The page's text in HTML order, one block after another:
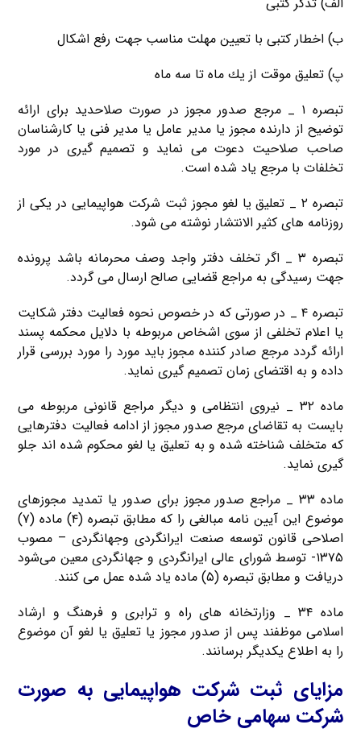
ب) اخطار كتبی با تعیین مهلت مناسب جهت رفع اشكال
پ) تعلیق موقت از یك ماه تا سه ماه
تبصره ۱ _ مرجع صدور مجوز در صورت صلاحدید برای ارائه
توضیح از دارنده مجوز یا مدیر عامل یا مدیر فنی یا كارشناسان
صاحب صلاحیت دعوت می نماید و تصمیم گیری در مورد
تخلفات با مرجع یاد شده است.
تبصره ۲ _ تعلیق یا لغو مجوز ثبت شرکت هواپیمایی در یكی از
روزنامه های كثیر الانتشار نوشته می شود.
تبصره ۳ _ اگر تخلف دفتر واجد وصف محرمانه باشد پرونده
جهت رسیدگی به مراجع قضایی صالح ارسال می گردد.
تبصره ۴ _ در صورتی كه در خصوص نحوه فعالیت دفتر شكایت
یا اعلام تخلفی از سوی اشخاص مربوطه با دلایل محکمه پسند
ارائه گردد مرجع صادر كننده مجوز باید مورد را مورد بررسی قرار
داده و به اقتضای زمان تصمیم گیری نماید.
ماده ۳۲ _ نیروی انتظامی‌ و دیگر مراجع قانونی مربوطه می
بایست به تقاضای مرجع صدور مجوز از ادامه فعالیت دفترهایی
كه متخلف شناخته شده و به تعلیق یا لغو محكوم شده اند جلو
گیری نماید.
ماده ۳۳ _ مراجع صدور مجوز برای صدور یا تمدید مجوزهای
موضوع این آیین نامه مبالغی را كه مطابق تبصره (۴) ماده (۷)
اصلاحی قانون توسعه صنعت ایرانگردی وجهانگردی – مصوب
۱۳۷۵- توسط شورای عالی ایرانگردی و جهانگردی معین می‌شود
دریافت و مطابق تبصره (۵) ماده یاد شده عمل می کنند.
ماده ۳۴ _ وزارتخانه های راه و ترابری و فرهنگ و ارشاد
اسلامی ‌موظفند پس از صدور مجوز یا تعلیق یا لغو آن موضوع
را به اطلاع یكدیگر برسانند.
مزایای ثبت شرکت هواپیمایی به صورت
شرکت سهامی خاص